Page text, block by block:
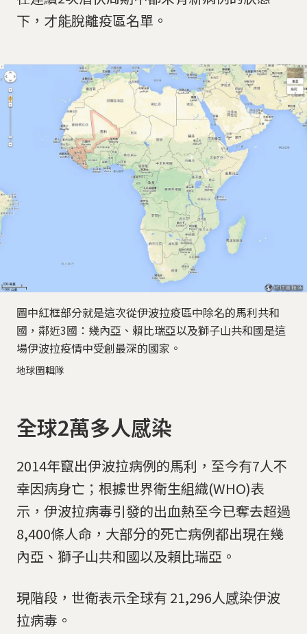
下，才能脫離疫區名單。
圖中紅框部分就是這次從伊波拉疫區中除名的馬利共和
國，鄰近3國：幾內亞、賴比瑞亞以及獅子山共和國是這
場伊波拉疫情中受創最深的國家。
地球圖輯隊
全球2萬多人感染
2014年竄出伊波拉病例的馬利，至今有7人不
幸因病身亡；根據世界衛生組織(WHO)表
示，伊波拉病毒引發的出血熱至今已奪去超過
8,400條人命，大部分的死亡病例都出現在幾
內亞、獅子山共和國以及賴比瑞亞。
現階段，世衛表示全球有 21,296人感染伊波
拉病毒。